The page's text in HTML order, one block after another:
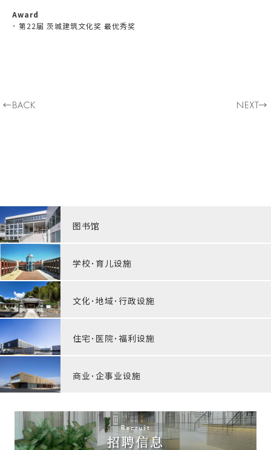
Award
･ 第22届 茨城建筑文化奖 最优秀奖
图书馆
学校･育儿设施
文化･地域･行政设施
住宅･医院･福利设施
商业･企事业设施